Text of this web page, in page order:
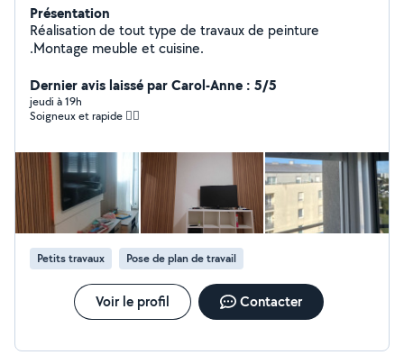
Présentation
Réalisation de tout type de travaux de peinture
.Montage meuble et cuisine.
Dernier avis laissé par Carol-Anne : 5/5
jeudi à 19h
Soigneux et rapide 👍🏻
Petits travaux Pose de plan de travail
Voir le profil Contacter